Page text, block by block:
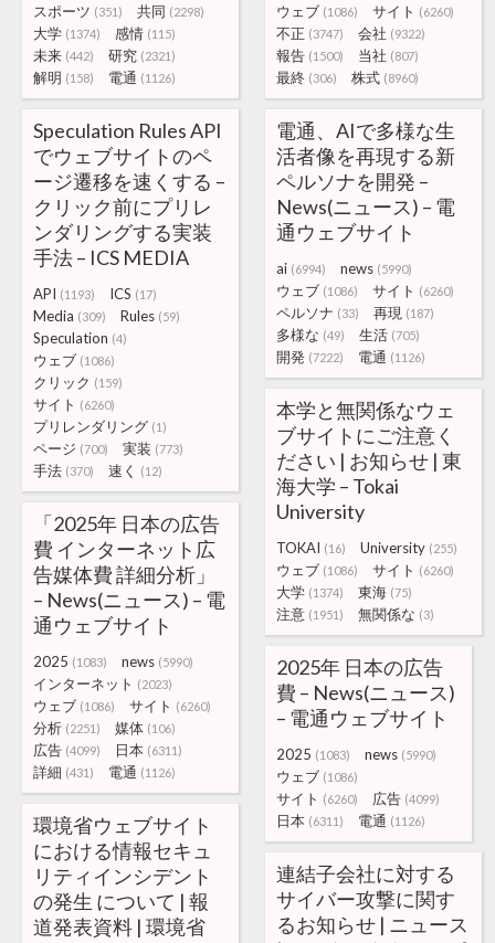
スポーツ (351) 共同 (2298)
大学 (1374) 感情 (115)
未来 (442) 研究 (2321)
解明 (158) 電通 (1126)
ウェブ (1086) サイト (6260)
不正 (3747) 会社 (9322)
報告 (1500) 当社 (807)
最終 (306) 株式 (8960)
Speculation Rules API
でウェブサイトのペ
ージ遷移を速くする –
クリック前にプリレ
ンダリングする実装
手法 – ICS MEDIA
API (1193) ICS (17)
Media (309) Rules (59)
Speculation (4)
ウェブ (1086)
クリック (159)
サイト (6260)
プリレンダリング (1)
ページ (700) 実装 (773)
手法 (370) 速く (12)
電通、AIで多様な生
活者像を再現する新
ペルソナを開発 –
News(ニュース) – 電
通ウェブサイト
ai (6994) news (5990)
ウェブ (1086) サイト (6260)
ペルソナ (33) 再現 (187)
多様な (49) 生活 (705)
開発 (7222) 電通 (1126)
本学と無関係なウェ
ブサイトにご注意く
ださい | お知らせ | 東
海大学 – Tokai
University
TOKAI (16) University (255)
ウェブ (1086) サイト (6260)
大学 (1374) 東海 (75)
注意 (1951) 無関係な (3)
「2025年 日本の広告
費 インターネット広
告媒体費 詳細分析」
– News(ニュース) – 電
通ウェブサイト
2025 (1083) news (5990)
インターネット (2023)
ウェブ (1086) サイト (6260)
分析 (2251) 媒体 (106)
広告 (4099) 日本 (6311)
詳細 (431) 電通 (1126)
2025年 日本の広告
費 – News(ニュース)
– 電通ウェブサイト
2025 (1083) news (5990)
ウェブ (1086)
サイト (6260) 広告 (4099)
日本 (6311) 電通 (1126)
環境省ウェブサイト
における情報セキュ
リティインシデント
の発生 について | 報
道発表資料 | 環境省
連結子会社に対する
サイバー攻撃に関す
るお知らせ | ニュース